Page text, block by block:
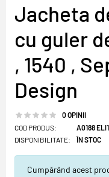
Jacheta
cu guler
, 1540 ,
Design
0 OPINII
COD PRODUS:
DISPONIBILITATE:
A0188
ÎN STOC
Cumpărând acest